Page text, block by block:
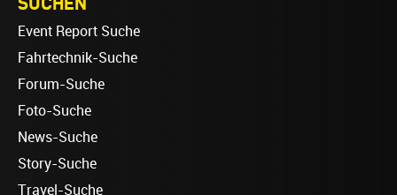
Event Report Suche
Fahrtechnik-Suche
Forum-Suche
Foto-Suche
News-Suche
Story-Suche
Travel-Suche